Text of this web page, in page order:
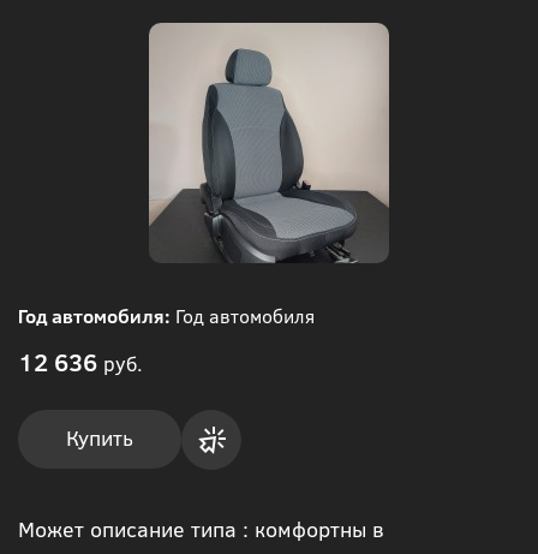
Год автомобиля: Год автомобиля
12 636 руб.
Купить
Может описание типа : комфортны в